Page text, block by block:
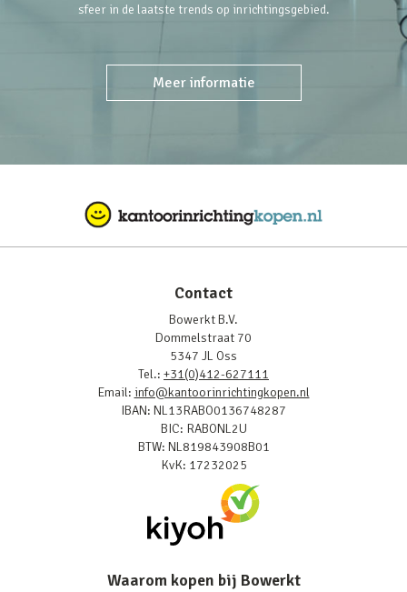
sfeer in de laatste trends op inrichtingsgebied.
Meer informatie
Contact
Bowerkt B.V.
Dommelstraat 70
5347 JL Oss
Tel.: +31(0)412-627111
Email: info@kantoorinrichtingkopen.nl
IBAN: NL13RABO0136748287
BIC: RABONL2U
BTW: NL819843908B01
KvK: 17232025
Waarom kopen bij Bowerkt